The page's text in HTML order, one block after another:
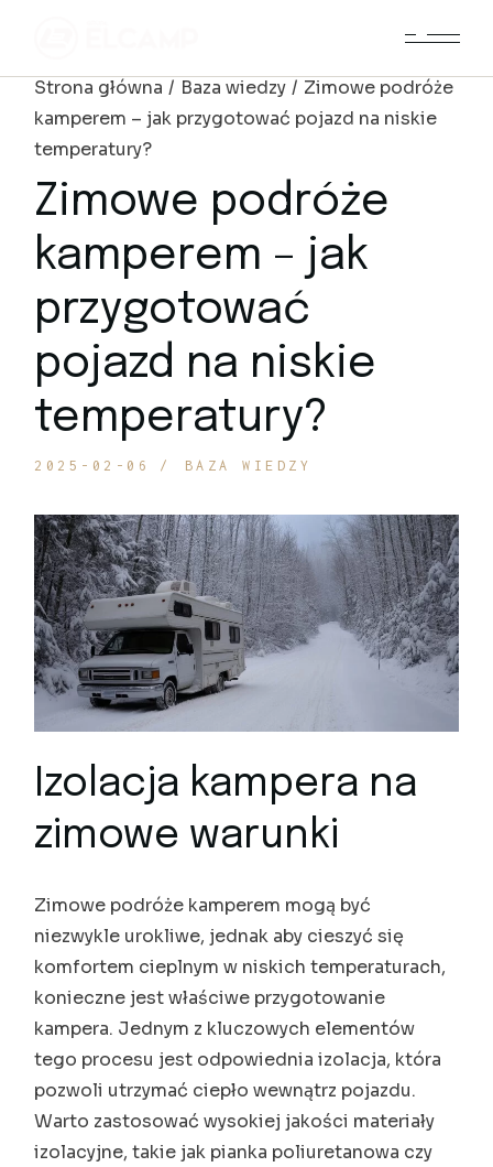
Strona główna
Baza wiedzy
Zimowe podróże
kamperem – jak przygotować pojazd na niskie
temperatury?
Zimowe podróże
kamperem – jak
przygotować
pojazd na niskie
temperatury?
2025-02-06 BAZA WIEDZY
Izolacja kampera na
zimowe warunki
Zimowe podróże kamperem mogą być
niezwykle urokliwe, jednak aby cieszyć się
komfortem cieplnym w niskich temperaturach,
konieczne jest właściwe przygotowanie
kampera. Jednym z kluczowych elementów
tego procesu jest odpowiednia izolacja, która
pozwoli utrzymać ciepło wewnątrz pojazdu.
Warto zastosować wysokiej jakości materiały
izolacyjne, takie jak pianka poliuretanowa czy